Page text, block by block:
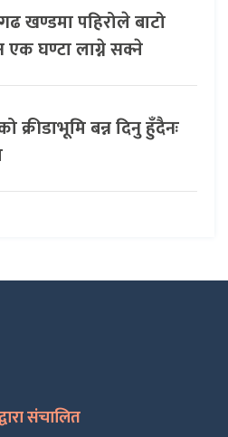
खण्डमा पहिरोले बाटो
एक घण्टा लाग्ने सक्ने
बन्न दिनु हुँदैनः
संचालित